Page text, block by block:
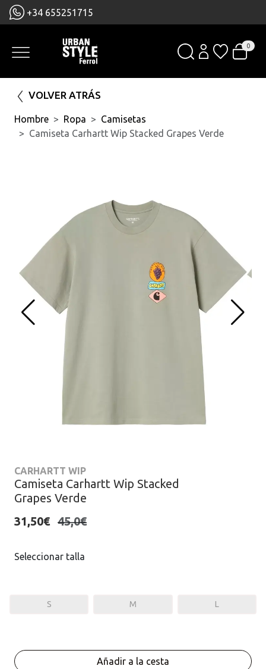
+34 655251715
0
VOLVER ATRÁS
Hombre Ropa
Camisetas
Camiseta Carhartt Wip Stacked Grapes Verde
CARHARTT WIP
Camiseta Carhartt Wip Stacked
Grapes Verde
31,50€ 45,0€
Seleccionar talla
S M L